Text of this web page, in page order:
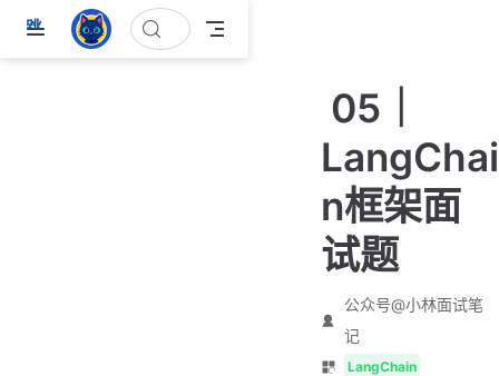
跳
05｜
LangChai
n框架面
试题
公众号@小林面试笔
记
LangChain